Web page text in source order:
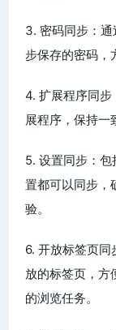
3. 密码同步：
步保存的密码，
4. 扩展程序同
展程序，保持一
5. 设置同步：
置都可以同步，
验。
6. 开放标签页
放的标签页，方
的浏览任务。